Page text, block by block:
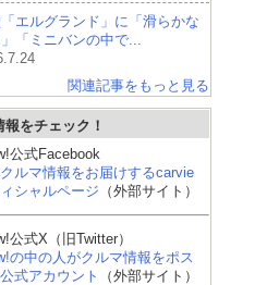
エブリイワゴン ホンダ オデッ
エルグランド」に「滑らかな
「ミニバンの中で...
関連記事をもっと見る
をチェック！
公式Facebook
ルマ情報をお届けするcarvie
シャルページ （外部サイト）
公式X（旧Twitter）
の中の人がクルマ情報をポス
式アカウント
（外部サイト）